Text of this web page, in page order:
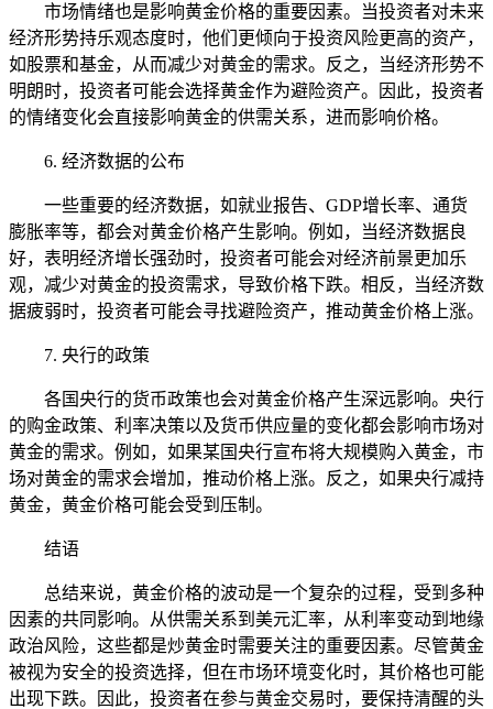
市场情绪也是影响黄金价格的重要因素。当投资者对未来
经济形势持乐观态度时，他们更倾向于投资风险更高的资产，
如股票和基金，从而减少对黄金的需求。反之，当经济形势不
明朗时，投资者可能会选择黄金作为避险资产。因此，投资者
的情绪变化会直接影响黄金的供需关系，进而影响价格。
6. 经济数据的公布
一些重要的经济数据，如就业报告、GDP增长率、通货
膨胀率等，都会对黄金价格产生影响。例如，当经济数据良
好，表明经济增长强劲时，投资者可能会对经济前景更加乐
观，减少对黄金的投资需求，导致价格下跌。相反，当经济数
据疲弱时，投资者可能会寻找避险资产，推动黄金价格上涨。
7. 央行的政策
各国央行的货币政策也会对黄金价格产生深远影响。央行
的购金政策、利率决策以及货币供应量的变化都会影响市场对
黄金的需求。例如，如果某国央行宣布将大规模购入黄金，市
场对黄金的需求会增加，推动价格上涨。反之，如果央行减持
黄金，黄金价格可能会受到压制。
结语
总结来说，黄金价格的波动是一个复杂的过程，受到多种
因素的共同影响。从供需关系到美元汇率，从利率变动到地缘
政治风险，这些都是炒黄金时需要关注的重要因素。尽管黄金
被视为安全的投资选择，但在市场环境变化时，其价格也可能
出现下跌。因此，投资者在参与黄金交易时，要保持清醒的头